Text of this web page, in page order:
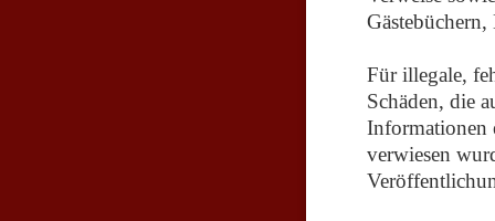
Für illegale,
Schäden, die
Informationen
verwiesen